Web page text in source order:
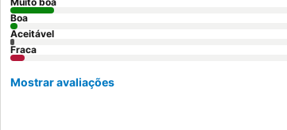
Boa
Aceitável
Fraca
Mostrar avaliações